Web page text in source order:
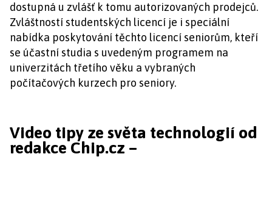
dostupná u zvlášť k tomu autorizovaných prodejců.
Zvláštností studentských licencí je i speciální
nabídka poskytování těchto licencí seniorům, kteří
se účastní studia s uvedeným programem na
univerzitách třetího věku a vybraných
počítačových kurzech pro seniory.
Video tipy ze světa technologií od
redakce Chip.cz –